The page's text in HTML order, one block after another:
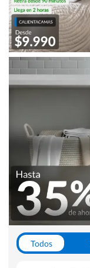
Todos